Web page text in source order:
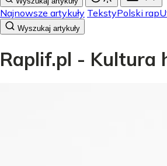
Najnowsze artykuły TekstyPolski rap
Wyszukaj artykuły
Raplif.pl - Kultura